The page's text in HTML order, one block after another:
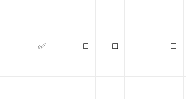
✅ ◻️ ◻️ ◻️